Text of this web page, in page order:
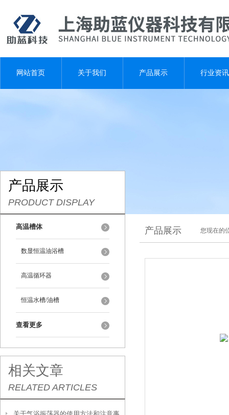
网站首页 关于我们 产品展示 行业资讯
产品展示
PRODUCT DISPLAY
高温槽体
数显恒温油浴槽
高温循环器
恒温水槽/油槽
查看更多
相关文章
RELATED ARTICLES
产品展示 您现在的